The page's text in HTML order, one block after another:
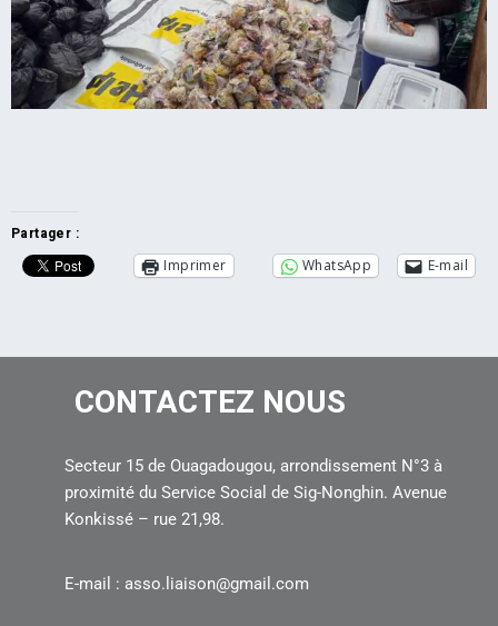
Partager :
Imprimer WhatsApp E-mail
CONTACTEZ NOUS
Secteur 15 de Ouagadougou, arrondissement N°3 à
proximité du Service Social de Sig-Nonghin. Avenue
Konkissé – rue 21,98.
E-mail : asso.liaison@gmail.com